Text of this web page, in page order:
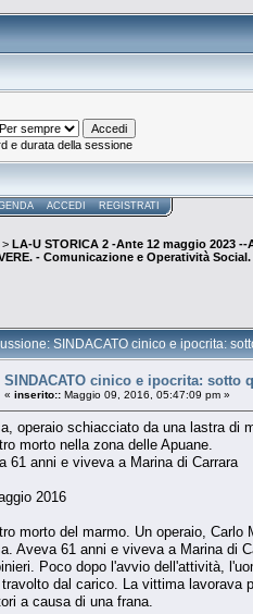
e durata della sessione
ACCEDI REGISTRATI
> LA-U STORICA 2 -Ante 12 maggio 2023 --
- Comunicazione e Operatività
SINDACATO cinico e ipocrita:
SINDACATO cinico e ipocrita: sotto
« inserito:: Maggio 09, 2016, 05:47:09 pm »
operaio schiacciato da una lastra di
morto nella zona delle Apuane.
61 anni e viveva a Marina di Carrara
2016
morto del marmo. Un operaio,
Aveva 61 anni e viveva a Marina di
Poco dopo l'avvio dell'attività,
dal carico. La vittima lavorava
a causa di una frana.